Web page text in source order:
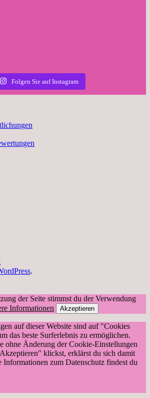
Folgen Sie auf Instagram
.
der Seite stimmst du der Verwendung
Informationen Akzeptieren
auf dieser Website sind auf "Cookies
das beste Surferlebnis zu ermöglichen.
ohne Änderung der Cookie-Einstellungen
klickst, erklärst du sich damit
Informationen zum Datenschutz findest du